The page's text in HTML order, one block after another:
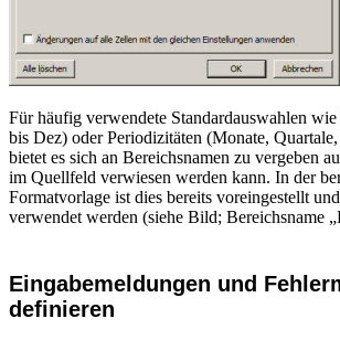
Für häufig verwendete Standardauswahlen
bis Dez) oder Periodizitäten (Monate,
bietet es sich an Bereichsnamen zu vergeben
im Quellfeld verwiesen werden kann. In der
Formatvorlage ist dies bereits voreingestellt
verwendet werden (siehe Bild; Bereichsname
Eingabemeldungen und
definieren